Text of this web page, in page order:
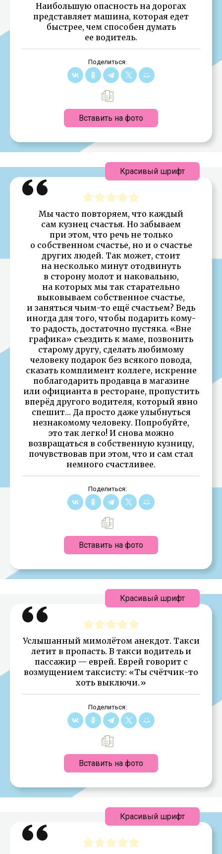
Наибольшую опасность на дорогах
представляет машина, которая едет
быстрее, чем способен думать
ее водитель.
Поделиться:
Вставить на фото
Мы часто повторяем, что каждый
сам кузнец счастья. Но забываем
при этом, что речь не только
о собственном счастье, но и о счастье
других людей. Так может, стоит
на несколько минут отодвинуть
в сторону молот и наковальню,
на которых мы так старательно
выковываем собственное счастье,
и заняться чьим-то ещё счастьем? Ведь
иногда для того, чтобы подарить кому-
то радость, достаточно пустяка. «Вне
графика» съездить к маме, позвонить
старому другу, сделать любимому
человеку подарок без всякого повода,
сказать комплимент коллеге, искренне
поблагодарить продавца в магазине
или официанта в ресторане, пропустить
вперёд другого водителя, который явно
спешит… Да просто даже улыбнуться
незнакомому человеку. Попробуйте,
это так легко! И снова можно
возвращаться в собственную кузницу,
почувствовав при этом, что и сам стал
немного счастливее.
Поделиться:
Вставить на фото
Красивый шрифт
Услышанный мимолётом анекдот. Такси
летит в пропасть. В такси водитель и
пассажир — еврей. Еврей говорит с
возмущением таксисту: «Ты счётчик-то
хоть выключи.»
Поделиться:
Вставить на фото
Красивый шрифт
Красивый шрифт